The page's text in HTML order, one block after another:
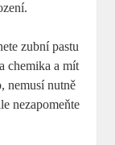
zubní pastu
chemika a mít
nemusí nutně
nezapomeňte